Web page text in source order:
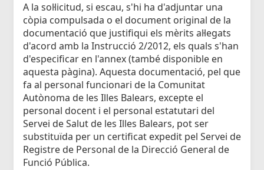
A la sol·licitud, si escau, s'hi ha d'adjuntar una
còpia compulsada o el document original de la
documentació que justifiqui els mèrits al·legats
d'acord amb la Instrucció 2/2012, els quals s'han
d'especificar en l'annex (també disponible en
aquesta pàgina). Aquesta documentació, pel que
fa al personal funcionari de la Comunitat
Autònoma de les Illes Balears, excepte el
personal docent i el personal estatutari del
Servei de Salut de les Illes Balears, pot ser
substituïda per un certificat expedit pel Servei de
Registre de Personal de la Direcció General de
Funció Pública.